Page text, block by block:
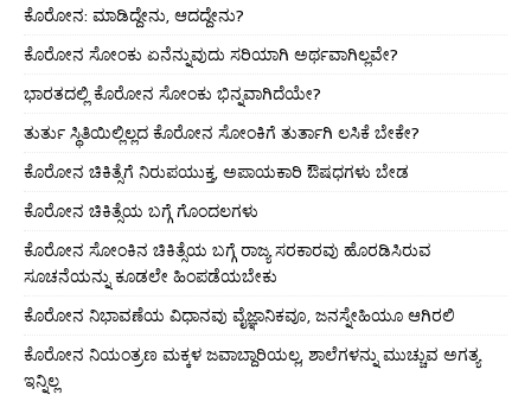
ಕೊರೋನ: ಮಾಡಿದ್ದೇನು, ಆದದ್ದೇನು?
ಕೊರೋನ ಸೋಂಕು ಏನೆನ್ನುವುದು ಸರಿಯಾಗಿ ಅರ್ಥವಾಗಿಲ್ಲವೇ?
ಭಾರತದಲ್ಲಿ ಕೊರೋನ ಸೋಂಕು ಭಿನ್ನವಾಗಿದೆಯೇ?
ತುರ್ತು ಸ್ಥಿತಿಯಿಲ್ಲಿಲ್ಲದ ಕೊರೋನ ಸೋಂಕಿಗೆ ತುರ್ತಾಗಿ ಲಸಿಕೆ ಬೇಕೇ?
ಕೊರೋನ ಚಿಕಿತ್ಸೆಗೆ ನಿರುಪಯುಕ್ತ, ಅಪಾಯಕಾರಿ ಔಷಧಗಳು ಬೇಡ
ಕೊರೋನ ಚಿಕಿತ್ಸೆಯ ಬಗ್ಗೆ ಗೊಂದಲಗಳು
ಕೊರೋನ ಸೋಂಕಿನ ಚಿಕಿತ್ಸೆಯ ಬಗ್ಗೆ ರಾಜ್ಯ ಸರಕಾರವು ಹೊರಡಿಸಿರುವ
ಸೂಚನೆಯನ್ನು ಕೂಡಲೇ ಹಿಂಪಡೆಯಬೇಕು
ಕೊರೋನ ನಿಭಾವಣೆಯ ವಿಧಾನವು ವೈಜ್ಞಾನಿಕವೂ, ಜನಸ್ನೇಹಿಯೂ ಆಗಿರಲಿ
ಕೊರೋನ ನಿಯಂತ್ರಣ ಮಕ್ಕಳ ಜವಾಬ್ದಾರಿಯಲ್ಲ, ಶಾಲೆಗಳನ್ನು ಮುಚ್ಚುವ ಅಗತ್ಯ
ಇನ್ನಿಲ್ಲ